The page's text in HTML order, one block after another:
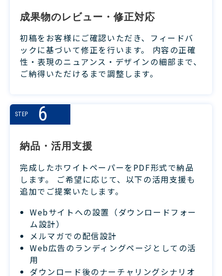
成果物のレビュー・修正対応
初稿をお客様にご確認いただき、フィードバ
ックに基づいて修正を行います。 内容の正確
性・表現のニュアンス・デザインの細部まで、
ご納得いただけるまで調整します。
STEP 6
納品・活用支援
完成したホワイトペーパーをPDF形式で納品
します。 ご希望に応じて、以下の活用支援も
追加でご提案いたします。
Webサイトへの設置（ダウンロードフォー
ム設計）
メルマガでの配信設計
Web広告のランディングページとしての活
用
ダウンロード後のナーチャリングシナリオ